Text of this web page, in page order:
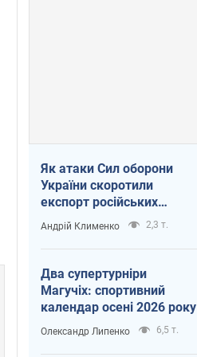
Як атаки Сил оборони
України скоротили
експорт російських
нафтопродуктів
Андрій Клименко 2,3 т.
Два супертурніри
Магучіх: спортивний
календар осені 2026 року
Олександр Липенко 6,5 т.